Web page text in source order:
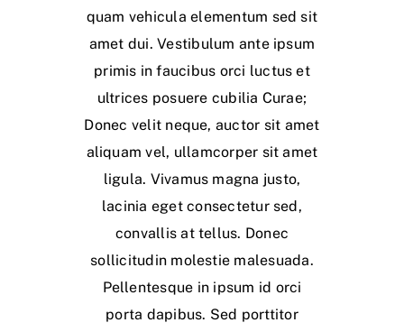
quam vehicula elementum sed sit
amet dui. Vestibulum ante ipsum
primis in faucibus orci luctus et
ultrices posuere cubilia Curae;
Donec velit neque, auctor sit amet
aliquam vel, ullamcorper sit amet
ligula. Vivamus magna justo,
lacinia eget consectetur sed,
convallis at tellus. Donec
sollicitudin molestie malesuada.
Pellentesque in ipsum id orci
porta dapibus. Sed porttitor